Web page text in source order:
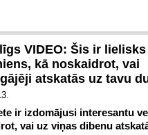
VIDEO: Šis ir lielisks
kā noskaidrot, vai
atskatās uz tavu
ir izdomājusi interesantu
vai uz viņas dibenu